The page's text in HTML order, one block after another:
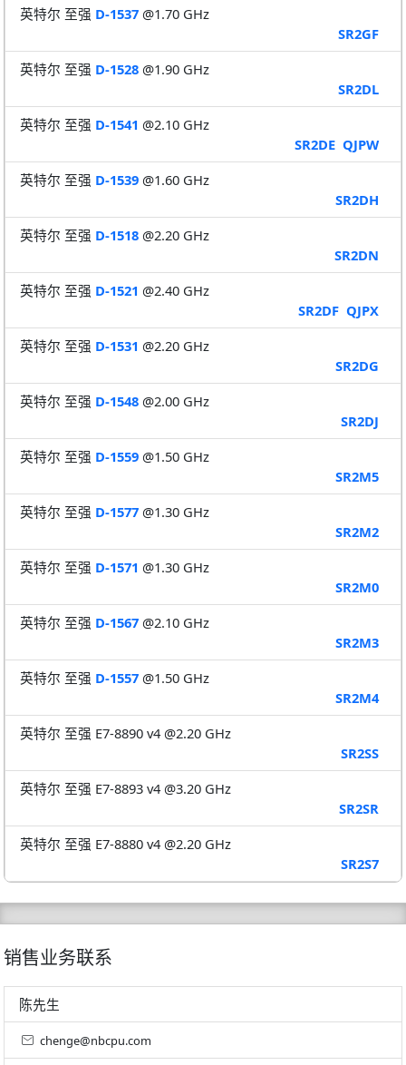
英特尔 至强 D-1537 @1.70 GHz
SR2GF
英特尔 至强 D-1528 @1.90 GHz
SR2DL
英特尔 至强 D-1541 @2.10 GHz
SR2DE QJPW
英特尔 至强 D-1539 @1.60 GHz
SR2DH
英特尔 至强 D-1518 @2.20 GHz
SR2DN
英特尔 至强 D-1521 @2.40 GHz
SR2DF QJPX
英特尔 至强 D-1531 @2.20 GHz
SR2DG
英特尔 至强 D-1548 @2.00 GHz
SR2DJ
英特尔 至强 D-1559 @1.50 GHz
SR2M5
英特尔 至强 D-1577 @1.30 GHz
SR2M2
英特尔 至强 D-1571 @1.30 GHz
SR2M0
英特尔 至强 D-1567 @2.10 GHz
SR2M3
英特尔 至强 D-1557 @1.50 GHz
SR2M4
英特尔 至强 E7-8890 v4 @2.20 GHz
SR2SS
英特尔 至强 E7-8893 v4 @3.20 GHz
SR2SR
英特尔 至强 E7-8880 v4 @2.20 GHz
SR2S7
销售业务联系
陈先生
chenge@nbcpu.com